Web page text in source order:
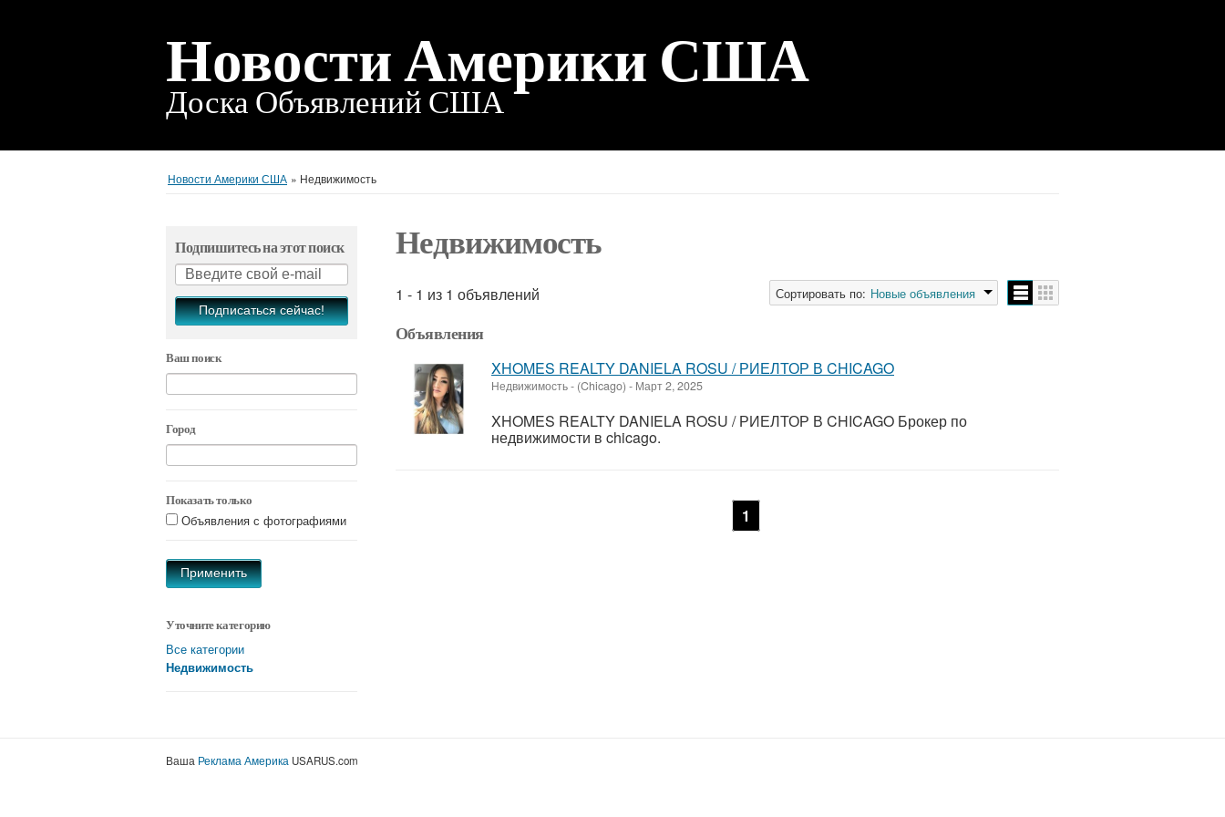
Новости Америки США
Доска Объявлений США
Новости Америки США » Недвижимость
Подпишитесь на этот поиск
Подписаться сейчас!
Ваш поиск
Город
Показать только
Объявления с фотографиями
Применить
Уточните категорию
Все категории
Недвижимость
Недвижимость
1 - 1 из 1 объявлений Сортировать по: Новые объявления
Объявления
XHOMES REALTY DANIELA ROSU / РИЕЛТОР В CHICAGO
Недвижимость- (Chicago) - Март 2, 2025
XHOMES REALTY DANIELA ROSU / РИЕЛТОР В CHICAGO Брокер по
недвижимости в chicago.
1
Ваша Реклама Америка USARUS.com